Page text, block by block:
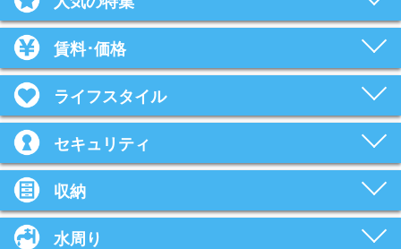
賃料･価格
ライフスタイル
セキュリティ
収納
水周り